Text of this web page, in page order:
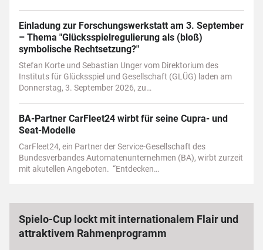
Einladung zur Forschungswerkstatt am 3. September
– Thema "Glücksspielregulierung als (bloß)
symbolische Rechtsetzung?"
Stefan Korte und Sebastian Unger vom Direktorium des
Instituts für Glücksspiel und Gesellschaft (GLÜG) laden am
Donnerstag, 3. September 2026, zu…
BA-Partner CarFleet24 wirbt für seine Cupra- und
Seat-Modelle
CarFleet24, ein Partner der Service-Gesellschaft des
Bundesverbandes Automatenunternehmen (BA), wirbt zurzeit
mit akutellen Angeboten. “Entdecken…
Spielo-Cup lockt mit internationalem Flair und
attraktivem Rahmenprogramm